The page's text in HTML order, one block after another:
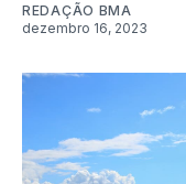
REDAÇÃO BMA
dezembro 16, 2023